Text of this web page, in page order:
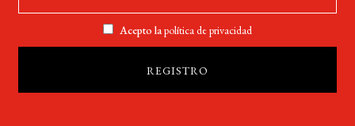
Acepto lapolítica de privacidad